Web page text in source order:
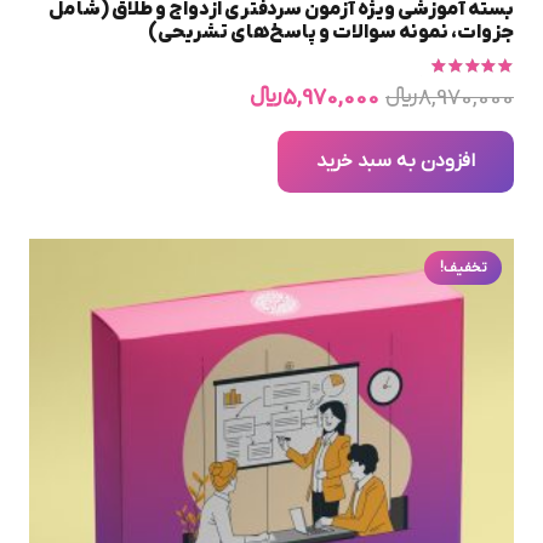
بسته آموزشی ویژه آزمون سردفتری ازدواج و طلاق (شامل
جزوات، نمونه سوالات و پاسخ‌های تشریحی)
امتیاز5.00 از 5 8,970,000﷼ قیمت
اصلی
بود.
5,970,000﷼
افزودن به سبد خرید
تخفیف!